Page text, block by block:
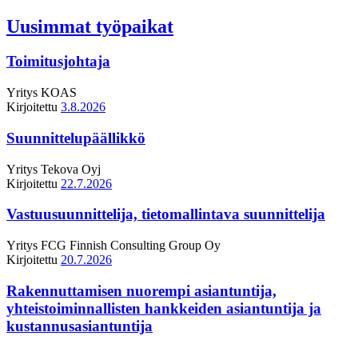
Uusimmat työpaikat
Toimitusjohtaja
Yritys KOAS
Kirjoitettu 3.8.2026
Suunnittelupäällikkö
Yritys Tekova Oyj
Kirjoitettu 22.7.2026
Vastuusuunnittelija, tietomallintava suunnittelija
Yritys FCG Finnish Consulting Group Oy
Kirjoitettu 20.7.2026
Rakennuttamisen nuorempi asiantuntija,
yhteistoiminnallisten hankkeiden asiantuntija ja
kustannusasiantuntija